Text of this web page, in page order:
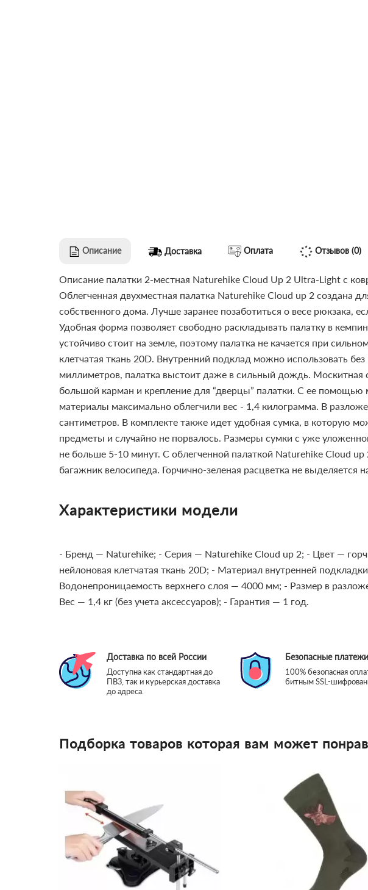
Описание Доставка Оплата Отзывов (0)
Описание палатки 2-местная Naturehike Сloud Up 2 Ultra-Light с
Облегченная двухместная палатка Naturehike Сloud up 2 создана
собственного дома. Лучше заранее позаботиться о весе рюкзака,
Удобная форма позволяет свободно раскладывать палатку в
устойчиво стоит на земле, поэтому палатка не качается при
клетчатая ткань 20D. Внутренний подклад можно использовать
миллиметров, палатка выстоит даже в сильный дождь. Москитная
большой карман и крепление для “дверцы” палатки. С ее помощью
материалы максимально облегчили вес - 1,4 килограмма. В
сантиметров. В комплекте также идет удобная сумка, в которую
предметы и случайно не порвалось. Размеры сумки с уже
не больше 5-10 минут. С облегченной палаткой Naturehike Сloud
багажник велосипеда. Горчично-зеленая расцветка не
Характеристики модели
- Бренд — Naturehike; - Серия — Naturehike Сloud up 2; - Цвет —
нейлоновая клетчатая ткань 20D; - Материал внутренней
Водонепроницаемость верхнего слоя — 4000 мм; - Размер в
Вес — 1,4 кг (без учета аксессуаров); - Гарантия — 1 год.
Доставка по всей России
Доступна как стандартная до
ПВЗ, так и курьерская доставка
до адреса.
Безопасные платежи
100% безопасная
битным SSL-
Подборка товаров которая вам может